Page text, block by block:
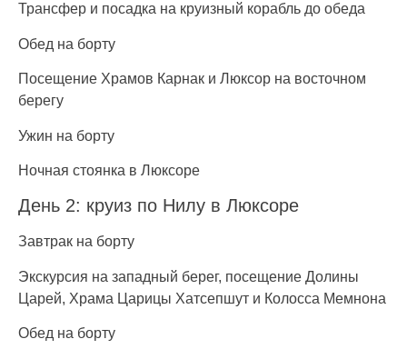
Трансфер и посадка на круизный корабль до обеда
Обед на борту
Посещение Храмов Карнак и Люксор на восточном
берегу
Ужин на борту
Ночная стоянка в Люксоре
День 2: круиз по Нилу в Люксоре
Завтрак на борту
Экскурсия на западный берег, посещение Долины
Царей, Храма Царицы Хатсепшут и Колосса Мемнона
Обед на борту